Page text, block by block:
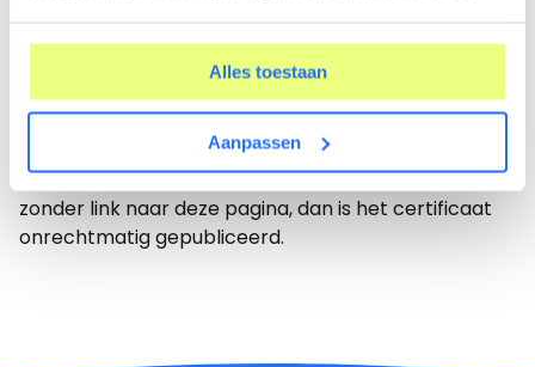
Alles toestaan
Aanpassen
Rapasso geeft gecertificeerde organisaties vanaf de
eigen website toegang tot deze pagina. Daarbij
voert Rapasso periodieke controles uit om links
vanaf andere websites naar deze pagina te
verifiëren. Indien het certificaat wordt vermeld
zonder link naar deze pagina, dan is het certificaat
onrechtmatig gepubliceerd.